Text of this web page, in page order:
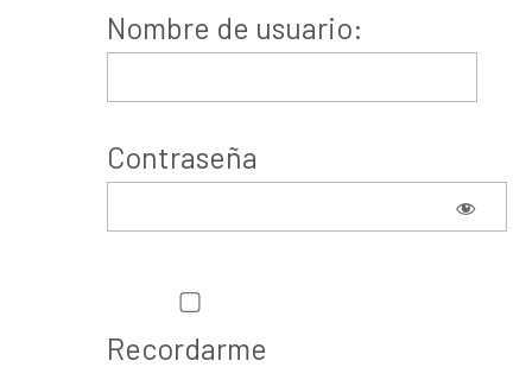
Nombre de usuario:
Contraseña
Recordarme